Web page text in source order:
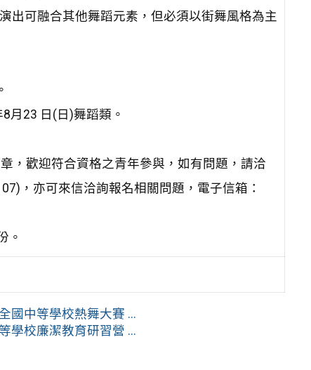
出可融合其他舞蹈元素，但必須以街舞風格為主
月23 日(日)舞蹈類。
，歡迎符合資格之青年參與，如有問題，請洽
，亦可來信洽詢報名相關問題，電子信箱：
。
國中等學校熱舞大賽 ...
學校廉潔教育研習營 ...